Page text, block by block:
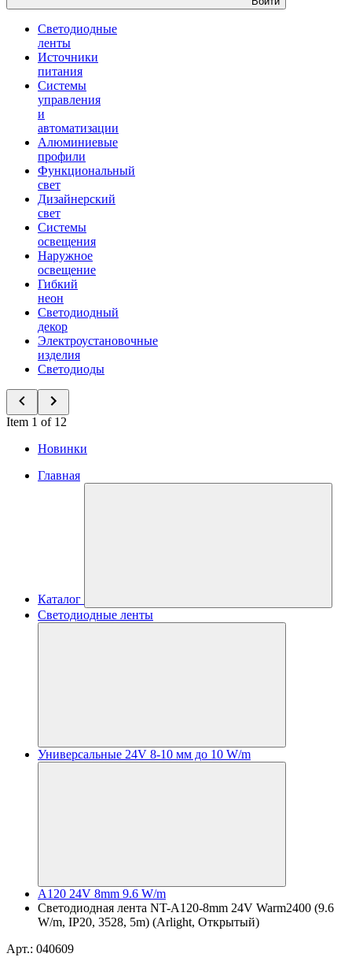
Светодиодные
ленты
Источники
питания
Системы
управления
и
автоматизации
Алюминиевые
профили
Функциональный
свет
Дизайнерский
свет
Системы
освещения
Наружное
освещение
Гибкий
неон
Светодиодный
декор
Электроустановочные
изделия
Светодиоды
Item 1 of 12
Новинки
Главная
Каталог
Светодиодные ленты
Универсальные 24V 8-10 мм до 10 W/m
A120 24V 8mm 9.6 W/m
Светодиодная лента NT-A120-8mm 24V Warm2400 (9.6
W/m, IP20, 3528, 5m) (Arlight, Открытый)
Арт.: 040609